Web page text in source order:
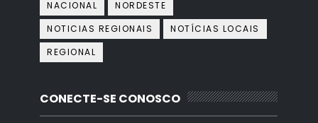
NACIONAL
NORDESTE
NOTICIAS REGIONAIS
NOTÍCIAS LOCAIS
REGIONAL
CONECTE-SE CONOSCO